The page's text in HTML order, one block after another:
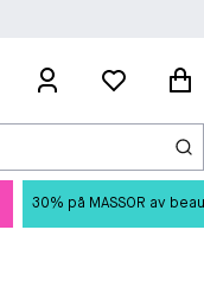
30% på MASSOR av